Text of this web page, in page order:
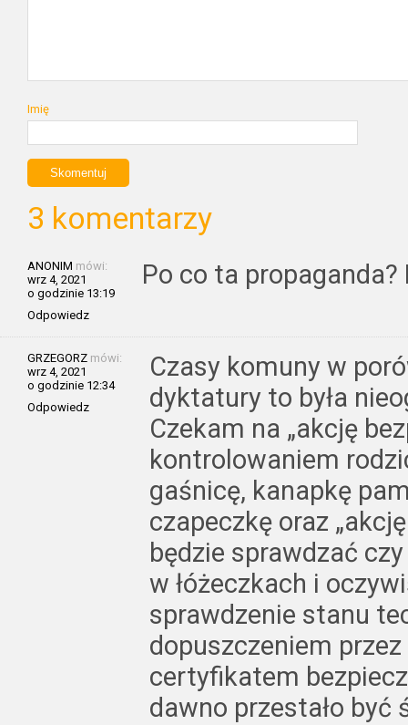
Imię
3 komentarzy
ANONIM mówi:
wrz 4, 2021
o godzinie 13:19
Odpowiedz
Po co ta
GRZEGORZ mówi:
wrz 4, 2021
o godzinie 12:34
Odpowiedz
Czasy komuny w
dyktatury to była
Czekam na „akcję
kontrolowaniem
gaśnicę, kanapkę
czapeczkę oraz
będzie sprawdzać
w łóżeczkach i
sprawdzenie stanu
dopuszczeniem
certyfikatem
dawno przestało być